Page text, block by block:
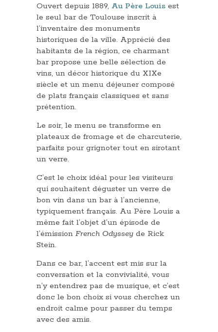
Ouvert depuis 1889, Au Père Louis est
le seul bar de Toulouse inscrit à
l’inventaire des monuments
historiques de la ville. Apprécié des
habitants de la région, ce charmant
bar propose une belle sélection de
vins, un décor historique du XIXe
siècle et un menu déjeuner composé
de plats français classiques et sans
prétention.
Le soir, le menu se transforme en
plateaux de fromage et de charcuterie,
parfaits pour grignoter tout en sirotant
un verre.
C’est le choix idéal pour les visiteurs
qui souhaitent déguster un verre de
bon vin dans un bar à l’ancienne,
typiquement français. Au Père Louis a
même fait l’objet d’un épisode de
l’émission French Odyssey de Rick
Stein.
Dans ce bar, l’accent est mis sur la
conversation et la convivialité, vous
n’y entendrez pas de musique, et c’est
donc le bon choix si vous cherchez un
endroit calme pour passer du temps
avec des amis.